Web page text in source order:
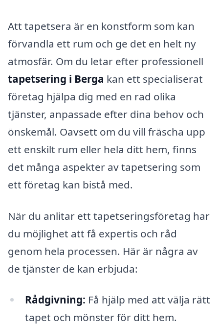
Att tapetsera är en konstform som kan
förvandla ett rum och ge det en helt ny
atmosfär. Om du letar efter professionell
tapetsering i Berga kan ett specialiserat
företag hjälpa dig med en rad olika
tjänster, anpassade efter dina behov och
önskemål. Oavsett om du vill fräscha upp
ett enskilt rum eller hela ditt hem, finns
det många aspekter av tapetsering som
ett företag kan bistå med.
När du anlitar ett tapetseringsföretag har
du möjlighet att få expertis och råd
genom hela processen. Här är några av
de tjänster de kan erbjuda:
Rådgivning: Få hjälp med att välja rätt
tapet och mönster för ditt hem.